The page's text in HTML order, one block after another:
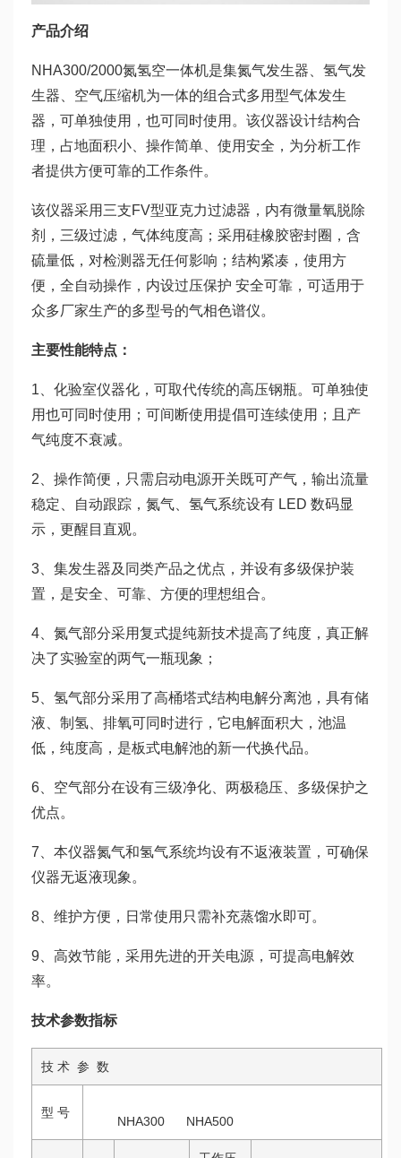
产品介绍
NHA300/2000氮氢空一体机是集氮气发生器、氢气发
生器、空气压缩机为一体的组合式多用型气体发生
器，可单独使用，也可同时使用。该仪器设计结构合
理，占地面积小、操作简单、使用安全，为分析工作
者提供方便可靠的工作条件。
该仪器采用三支FV型亚克力过滤器，内有微量氧脱除
剂，三级过滤，气体纯度高；采用硅橡胶密封圈，含
硫量低，对检测器无任何影响；结构紧凑，使用方
便，全自动操作，内设过压保护 安全可靠，可适用于
众多厂家生产的多型号的气相色谱仪。
主要性能特点：
1、化验室仪器化，可取代传统的高压钢瓶。可单独使
用也可同时使用；可间断使用提倡可连续使用；且产
气纯度不衰减。
2、操作简便，只需启动电源开关既可产气，输出流量
稳定、自动跟踪，氮气、氢气系统设有 LED 数码显
示，更醒目直观。
3、集发生器及同类产品之优点，并设有多级保护装
置，是安全、可靠、方便的理想组合。
4、氮气部分采用复式提纯新技术提高了纯度，真正解
决了实验室的两气一瓶现象；
5、氢气部分采用了高桶塔式结构电解分离池，具有储
液、制氢、排氧可同时进行，它电解面积大，池温
低，纯度高，是板式电解池的新一代换代品。
6、空气部分在设有三级净化、两极稳压、多级保护之
优点。
7、本仪器氮气和氢气系统均设有不返液装置，可确保
仪器无返液现象。
8、维护方便，日常使用只需补充蒸馏水即可。
9、高效节能，采用先进的开关电源，可提高电解效
率。
技术参数指标
技 术 参 数
型 号
NHA300 NHA500